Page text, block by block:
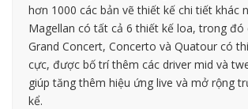
hơn 1000 các bản vẽ thiết kế chi tiết khác
Magellan có tất cả 6 thiết kế loa, trong đó
Grand Concert, Concerto và Quatour có
cực, được bố trí thêm các driver mid và
giúp tăng thêm hiệu ứng live và mở rộng
kể.